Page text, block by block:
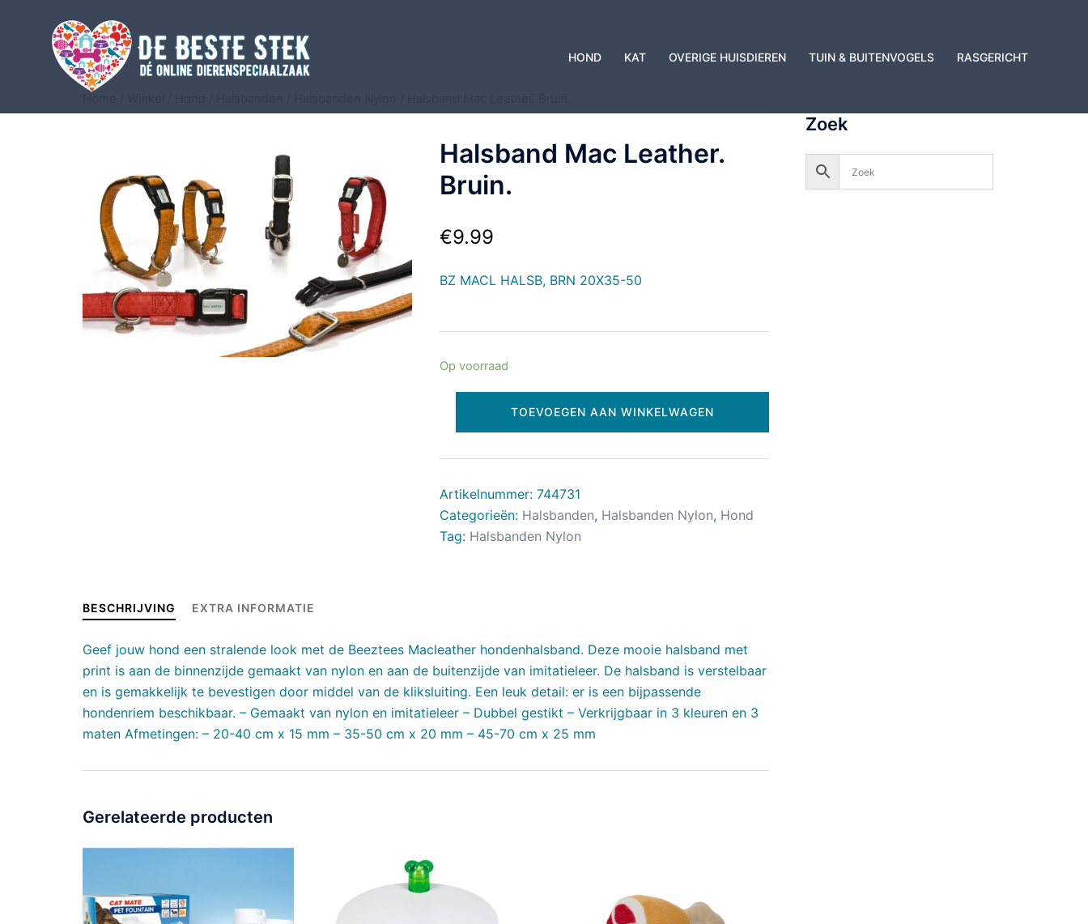
HOND KAT OVERIGE HUISDIEREN TUIN & BUITENVOGELS RASGERICHT
Halsband Mac Leather.
Bruin.
€9.99
BZ MACL HALSB, BRN 20X35-50
Op voorraad
TOEVOEGEN AAN WINKELWAGEN
Artikelnummer: 744731
Categorieën: Halsbanden, Halsbanden Nylon, Hond
Tag: Halsbanden Nylon
BESCHRIJVING EXTRA INFORMATIE
Geef jouw hond een stralende look met de Beeztees Macleather hondenhalsband. Deze mooie halsband met
print is aan de binnenzijde gemaakt van nylon en aan de buitenzijde van imitatieleer. De halsband is verstelbaar
en is gemakkelijk te bevestigen door middel van de kliksluiting. Een leuk detail: er is een bijpassende
hondenriem beschikbaar. – Gemaakt van nylon en imitatieleer – Dubbel gestikt – Verkrijgbaar in 3 kleuren en 3
maten Afmetingen: – 20-40 cm x 15 mm – 35-50 cm x 20 mm – 45-70 cm x 25 mm
Gerelateerde producten
Zoek